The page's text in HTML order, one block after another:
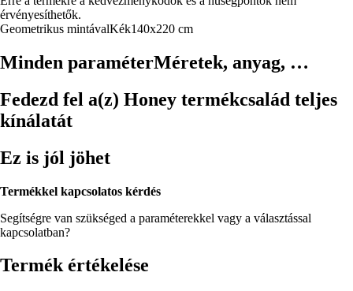
érvényesíthetők.
Geometrikus mintávalKék140x220 cm
Minden paraméterMéretek, anyag, …
Fedezd fel a(z) Honey termékcsalád teljes
kínálatát
Ez is jól jöhet
Termékkel kapcsolatos kérdés
Segítségre van szükséged a paraméterekkel vagy a választással
kapcsolatban?
Termék értékelése